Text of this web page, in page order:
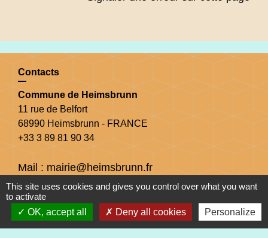
Contacts
Commune de Heimsbrunn
11 rue de Belfort
68990 Heimsbrunn - FRANCE
+33 3 89 81 90 34
Mail : mairie@heimsbrunn.fr
Horaires d'ouverture
Jusqu'au 31 août :
This site uses cookies and gives you control over what you want
to activate
OK, accept all
Deny all cookies Personalize